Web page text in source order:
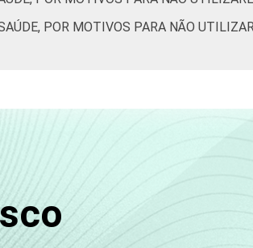
POR MOTIVOS PARA NÃO